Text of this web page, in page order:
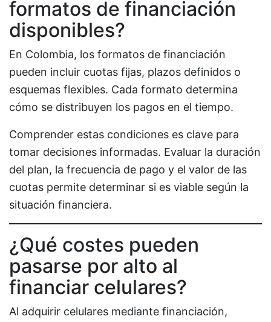
formatos de financiación
disponibles?
En Colombia, los formatos de financiación
pueden incluir cuotas fijas, plazos definidos o
esquemas flexibles. Cada formato determina
cómo se distribuyen los pagos en el tiempo.
Comprender estas condiciones es clave para
tomar decisiones informadas. Evaluar la duración
del plan, la frecuencia de pago y el valor de las
cuotas permite determinar si es viable según la
situación financiera.
¿Qué costes pueden
pasarse por alto al
financiar celulares?
Al adquirir celulares mediante financiación,